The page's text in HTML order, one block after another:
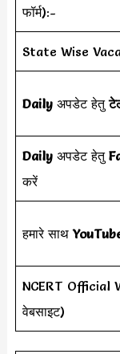
फॉर्म):-
State Wise
Daily अपडेट हेतु
Daily अपडेट हेतु
करें
हमारे साथ
NCERT Official
वेबसाइट)